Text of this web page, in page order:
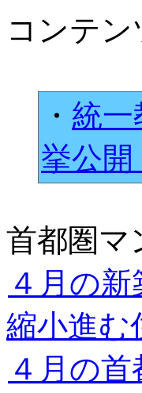
コンテン
・ 統一
挙公
首都圏マ
４月の
縮小進む
４月の